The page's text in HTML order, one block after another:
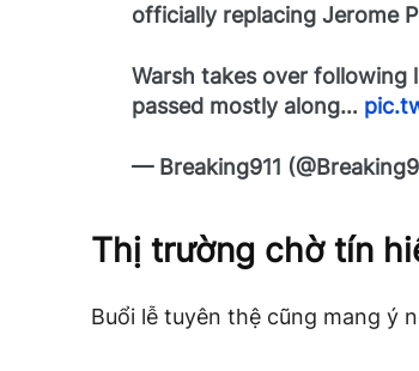
officially replacing Jerome
Warsh takes over following
passed mostly along…
— Breaking911
Thị trường chờ tín
Buổi lễ tuyên thệ cũng mang ý